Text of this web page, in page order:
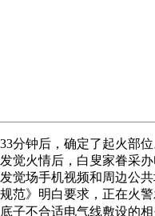
钟后，确定了起火部位
觉火情后，白叟家眷采
觉场手机视频和周边公
范》明白要求，正在火
子不合适电气线敷设的